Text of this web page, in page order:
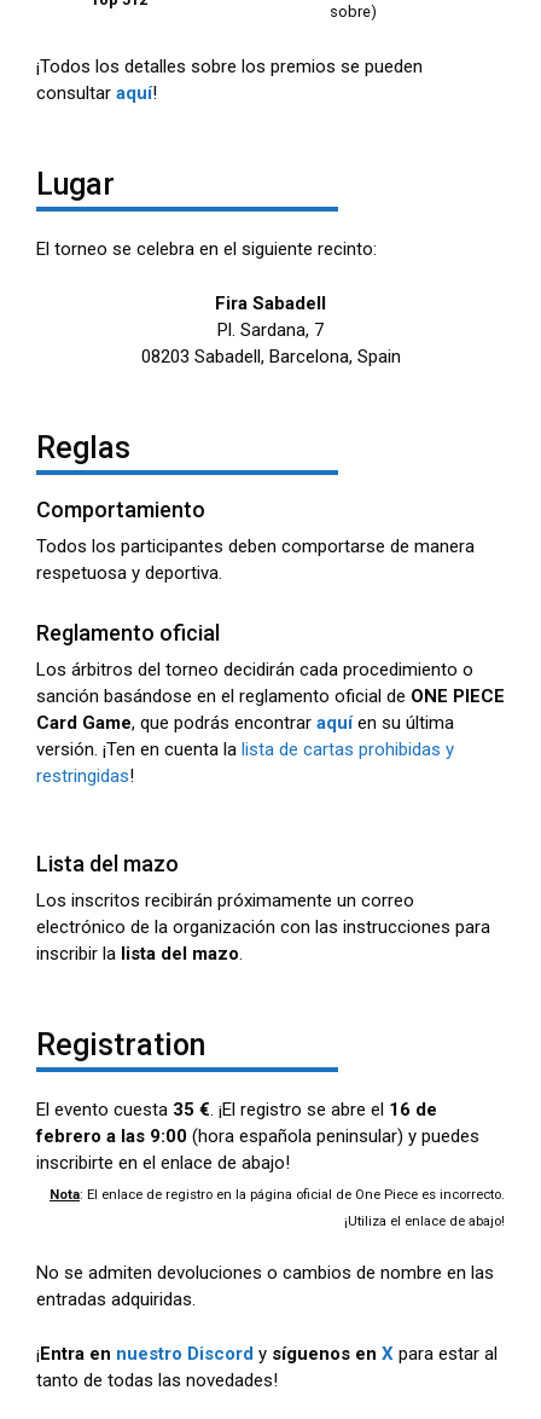
sobre)
¡Todos los detalles sobre los premios se pueden
consultar aquí!
Lugar
El torneo se celebra en el siguiente recinto:
Fira Sabadell
Pl. Sardana, 7
08203 Sabadell, Barcelona, Spain
Reglas
Comportamiento
Todos los participantes deben comportarse de manera
respetuosa y deportiva.
Reglamento oficial
Los árbitros del torneo decidirán cada procedimiento o
sanción basándose en el reglamento oficial de ONE PIECE
Card Game, que podrás encontrar aquíen su última
versión. ¡Ten en cuenta la lista de cartas prohibidas y
restringidas!
Lista del mazo
Los inscritos recibirán próximamente un correo
electrónico de la organización con las instrucciones para
inscribir la lista del mazo
Registration
El evento cuesta 35 €. ¡El registro se abre el 16 de
febrero a las 9:00 (hora española peninsular) y puedes
inscribirte en el enlace de abajo!
Nota: El enlace de registro en la página oficial de One Piece es incorrecto.
¡Utiliza el enlace de abajo!
No se admiten devoluciones o cambios de nombre en las
entradas adquiridas.
¡Entra en nuestro Discord y síguenos en X para estar al
tanto de todas las novedades!